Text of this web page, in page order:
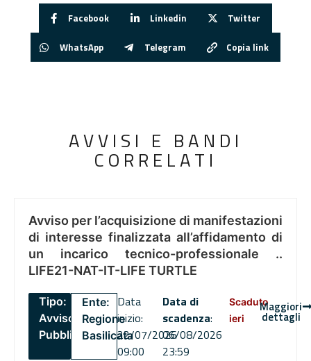
Facebook Linkedin Twitter
WhatsApp Telegram Copia link
AVVISI E BANDI
CORRELATI
Avviso per l’acquisizione di manifestazioni
di interesse finalizzata all’affidamento di
un incarico tecnico-professionale ..
LIFE21-NAT-IT-LIFE TURTLE
Tipo:
Avviso
Pubblico
Ente:
Regione
Basilicata
Data
inizio:
22/07/2026
09:00
Data di
scadenza:
06/08/2026
23:59
Scaduto
ieri
Maggiori
dettagli